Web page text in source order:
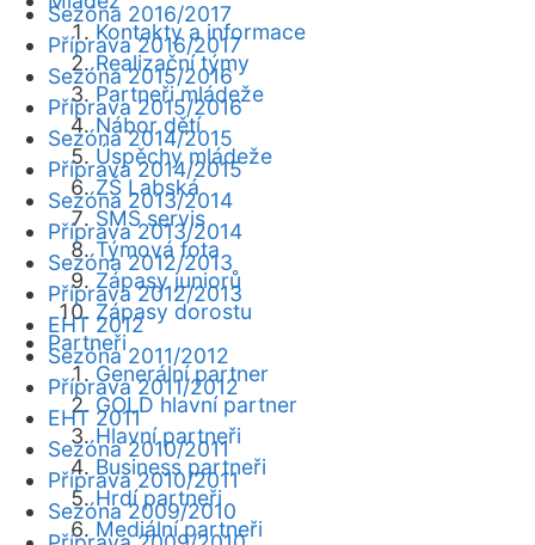
Kontakty a informace
Realizační týmy
Partneři mládeže
Nábor dětí
Úspěchy mládeže
ZŠ Labská
SMS servis
Týmová fota
Zápasy juniorů
Zápasy dorostu
Partneři
Generální partner
GOLD hlavní partner
Hlavní partneři
Business partneři
Hrdí partneři
Mediální partneři
Sezóna 2016/2017
Příprava 2016/2017
Sezóna 2015/2016
Příprava 2015/2016
Sezóna 2014/2015
Příprava 2014/2015
Sezóna 2013/2014
Příprava 2013/2014
Sezóna 2012/2013
Příprava 2012/2013
EHT 2012
Sezóna 2011/2012
Příprava 2011/2012
EHT 2011
Sezóna 2010/2011
Příprava 2010/2011
Sezóna 2009/2010